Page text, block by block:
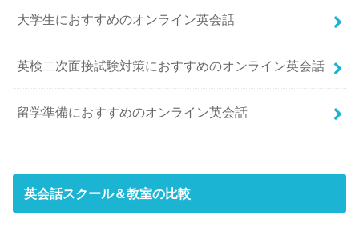
大学生におすすめのオンライン英会話
英検二次面接試験対策におすすめのオンライン英会話
留学準備におすすめのオンライン英会話
英会話スクール＆教室の比較